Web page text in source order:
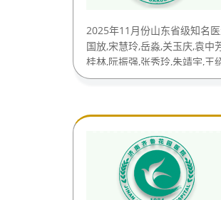
2025年11月份山东省级知名
国放,宋慧玲,岳淼,关玉庆,袁中
桂林,阮振强,张秀玲,朱靖宇,王
(2025-11-08)